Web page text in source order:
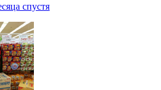
спустя